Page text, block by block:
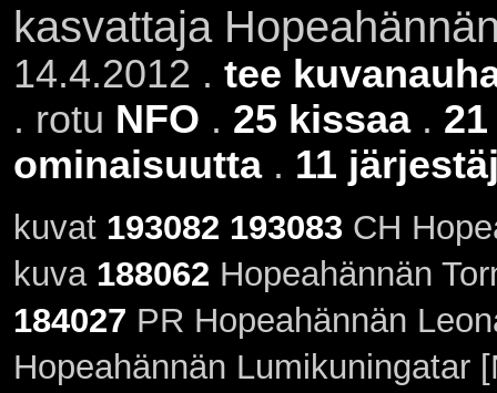
kasvattaja
14.4.2012 . tee
. rotu NFO . 25 kissaa.
ominaisuutta. 11
kuvat 193082 193083CH
kuva 188062 Hopeahännän
184027 PR Hopeahännän
Hopeahännän Lumikuningatar